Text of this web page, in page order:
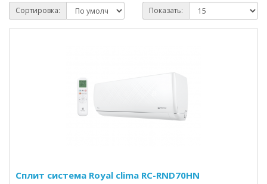
Сортировка: Показать:
Сплит система Royal clima RC-RND70HN